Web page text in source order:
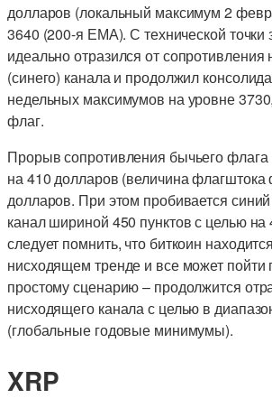
долларов (локальный максимум 2
3640 (200-я ЕМА). С технической точки
идеально отразился от сопротивления
(синего) канала и продолжил
недельных максимумов на уровне
флаг.
Прорыв сопротивления бычьего флага
на 410 долларов (величина флагштока
долларов. При этом пробивается
канал шириной 450 пунктов с целью
следует помнить, что биткоин
нисходящем тренде и все может пойти
простому сценарию – продолжится
нисходящего канала с целью в
(глобальные годовые минимумы).
XRP